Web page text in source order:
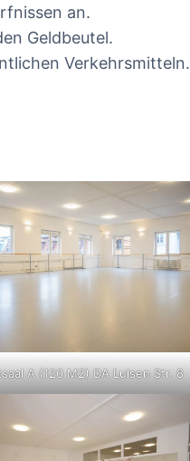
an.
Geldbeutel.
Verkehrsmitteln.
A (120 M2) DA Luisen Str. 8